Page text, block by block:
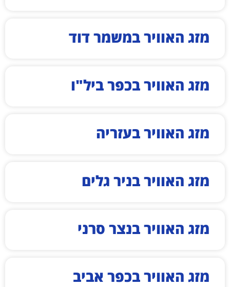
מזג האוויר במשמר דוד
מזג האוויר בכפר ביל"ו
מזג האוויר בעזריה
מזג האוויר בניר גלים
מזג האוויר בנצר סרני
מזג האוויר בכפר אביב